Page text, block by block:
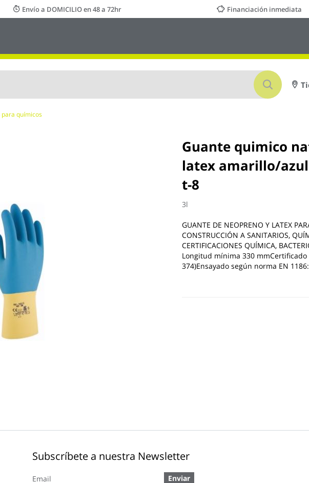
Envío a DOMICILIO en 48 a 72hr Financiación inmediata
Buscar
químicos
Guante quimico
latex amarillo/
t-8
3l
GUANTE DE NEOPRENO Y LATEX
CONSTRUCCIÓN A SANITARIOS,
CERTIFICACIONES QUÍMICA,
Longitud mínima 330 mmCertificado
374)Ensayado según norma EN
Subscríbete a nuestra Newsletter
a
Enviar